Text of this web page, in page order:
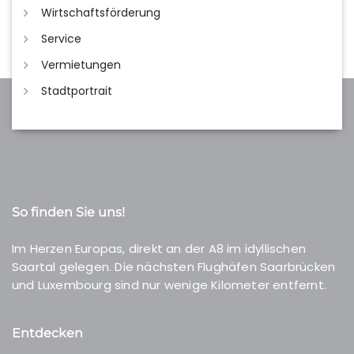
Wirtschaftsförderung
Service
Vermietungen
Stadtportrait
So finden Sie uns!
Im Herzen Europas, direkt an der A8 im idyllischen
Saartal gelegen. Die nächsten Flughäfen Saarbrücken
und Luxembourg sind nur wenige Kilometer entfernt.
Entdecken